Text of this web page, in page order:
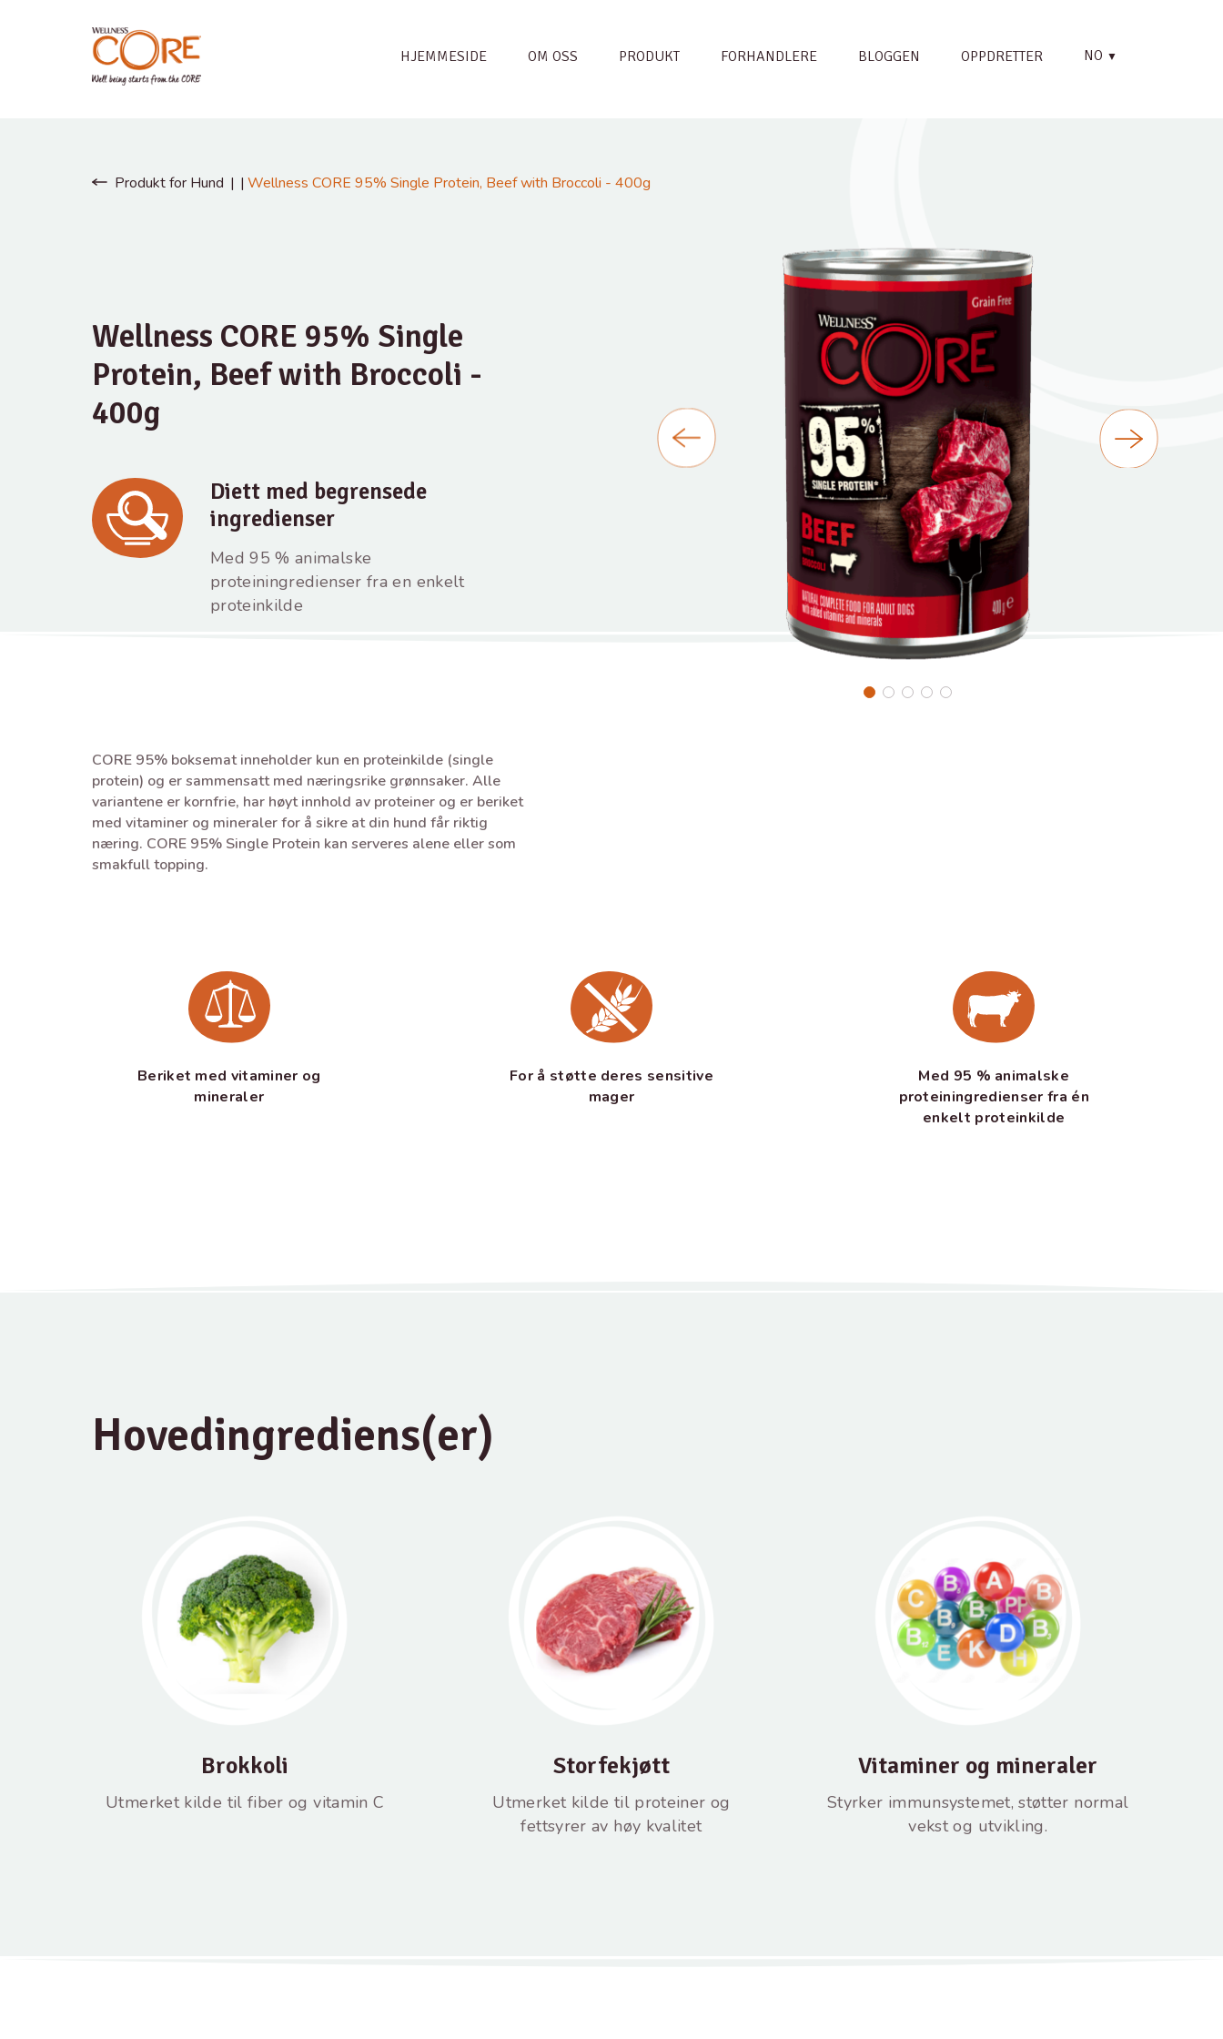
HJEMMESIDE OM OSS PRODUKT FORHANDLERE BLOGGEN OPPDRETTER NO ▼
Produkt for Hund Wellness CORE 95% Single Protein, Beef with Broccoli - 400g
Wellness CORE 95% Single
Protein, Beef with Broccoli -
400g
Diett med begrensede
ingredienser
Med 95 % animalske
proteiningredienser fra en enkelt
proteinkilde
CORE 95% boksemat inneholder kun en proteinkilde (single
protein) og er sammensatt med næringsrike grønnsaker. Alle
variantene er kornfrie, har høyt innhold av proteiner og er beriket
med vitaminer og mineraler for å sikre at din hund får riktig
næring. CORE 95% Single Protein kan serveres alene eller som
smakfull topping.
Beriket med vitaminer og
mineraler
For å støtte deres sensitive
mager
Med 95 % animalske
proteiningredienser fra én
enkelt proteinkilde
Hovedingrediens(er)
Brokkoli
Utmerket kilde til fiber og vitamin C
Storfekjøtt
Utmerket kilde til proteiner og
fettsyrer av høy kvalitet
Vitaminer og mineraler
Styrker immunsystemet, støtter normal
vekst og utvikling.